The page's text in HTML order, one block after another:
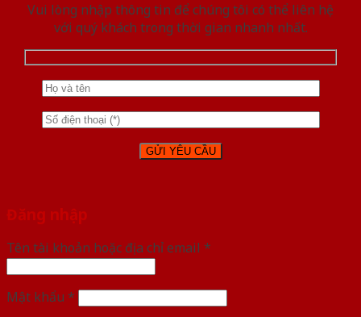
Vui lòng nhập thông tin để chúng tôi có thể liên hệ
với quý khách trong thời gian nhanh nhất.
Đăng nhập
Tên tài khoản hoặc địa chỉ email *
Mật khẩu *